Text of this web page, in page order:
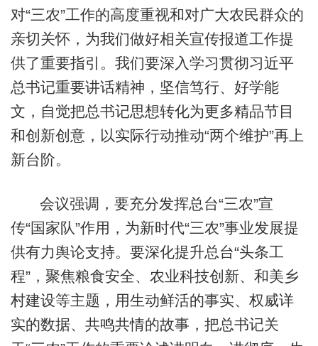
对“三农”工作的高度重视和对广大农民群众的
亲切关怀，为我们做好相关宣传报道工作提
供了重要指引。我们要深入学习贯彻习近平
总书记重要讲话精神，坚信笃行、好学能
文，自觉把总书记思想转化为更多精品节目
和创新创意，以实际行动推动“两个维护”再上
新台阶。
会议强调，要充分发挥总台“三农”宣
传“国家队”作用，为新时代“三农”事业发展提
供有力舆论支持。要深化提升总台“头条工
程”，聚焦粮食安全、农业科技创新、和美乡
村建设等主题，用生动鲜活的事实、权威详
实的数据、共鸣共情的故事，把总书记关